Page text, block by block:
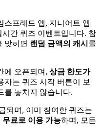
스프레드 앱, 지니어트 앱
간 퀴즈 이벤트입니다. 참
맞히면 랜덤 금액의 캐시 를
에 오픈되며, 상금 한도가
자는 퀴즈 시작 버튼이 보
를 놓치지 않습니다.
되며, 이미 참여한 퀴즈는
무료로 이용 가능하며, 모든